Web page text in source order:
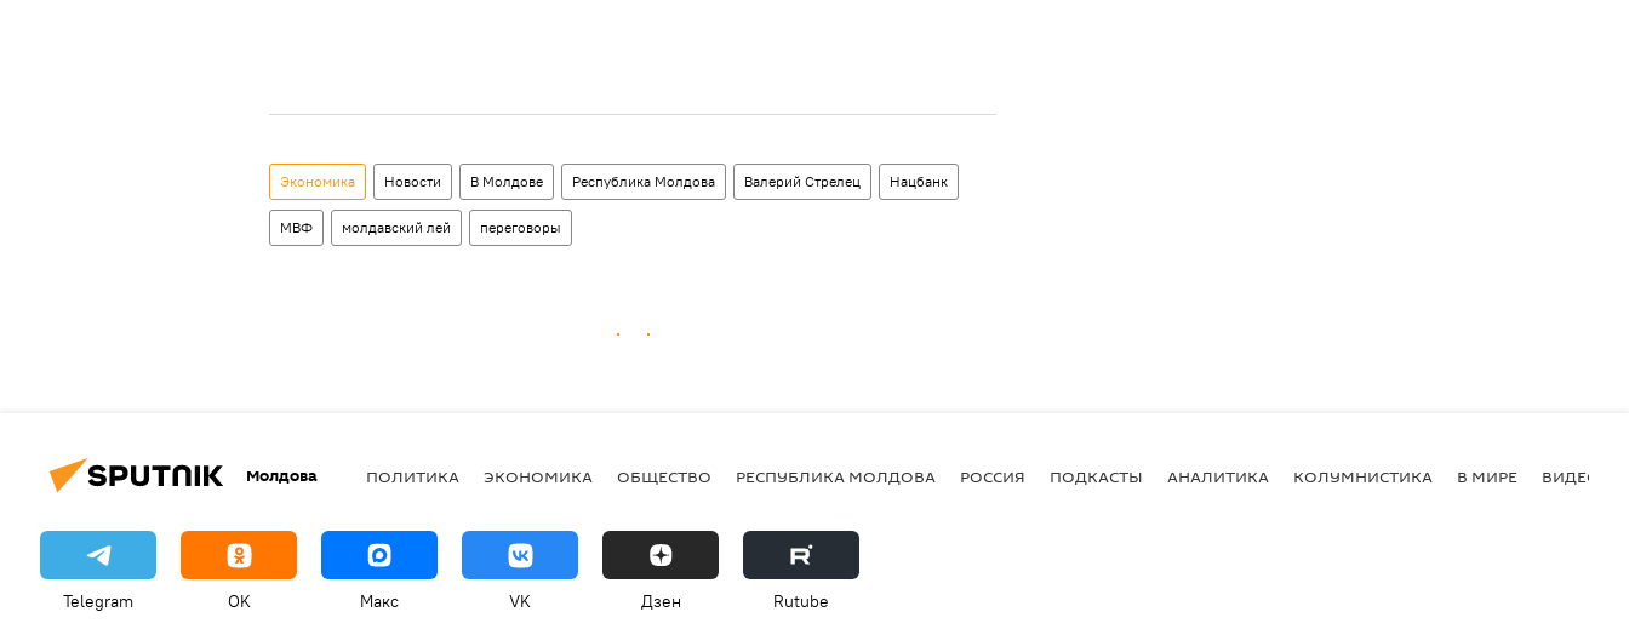
Экономика Новости В Молдове Республика Молдова Валерий Стрелец Нацбанк
МВФ молдавский лей переговоры
Молдова ПОЛИТИКА ЭКОНОМИКА ОБЩЕСТВО РЕСПУБЛИКА МОЛДОВА РОССИЯ ПОДКАСТЫ АНАЛИТИКА КОЛУМНИСТИКА В МИРЕ ВИДЕО
Telegram OK Макс VK Дзен Rutube